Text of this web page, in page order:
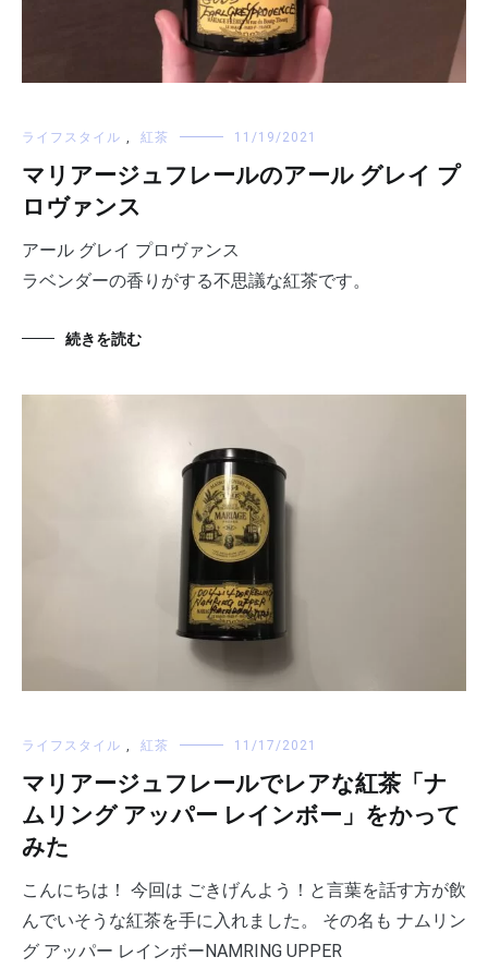
ライフスタイル , 紅茶 11/19/2021
マリアージュフレールのアール グレイ プ
ロヴァンス
アール グレイ プロヴァンス
ラベンダーの香りがする不思議な紅茶です。
続きを読む
ライフスタイル , 紅茶 11/17/2021
マリアージュフレールでレアな紅茶「ナ
ムリング アッパー レインボー」をかって
みた
こんにちは！ 今回は ごきげんよう！と言葉を話す方が飲
んでいそうな紅茶を手に入れました。 その名も ナムリン
グ アッパー レインボーNAMRING UPPER